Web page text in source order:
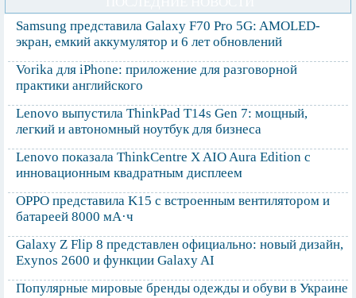
Samsung представила Galaxy F70 Pro 5G: AMOLED-
экран, емкий аккумулятор и 6 лет обновлений
Vorika для iPhone: приложение для разговорной
практики английского
Lenovo выпустила ThinkPad T14s Gen 7: мощный,
легкий и автономный ноутбук для бизнеса
Lenovo показала ThinkCentre X AIO Aura Edition с
инновационным квадратным дисплеем
OPPO представила K15 с встроенным вентилятором и
батареей 8000 мА·ч
Galaxy Z Flip 8 представлен официально: новый дизайн,
Exynos 2600 и функции Galaxy AI
Популярные мировые бренды одежды и обуви в Украине